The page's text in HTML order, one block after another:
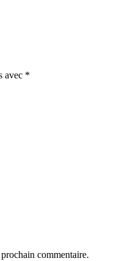
avec *
commentaire.